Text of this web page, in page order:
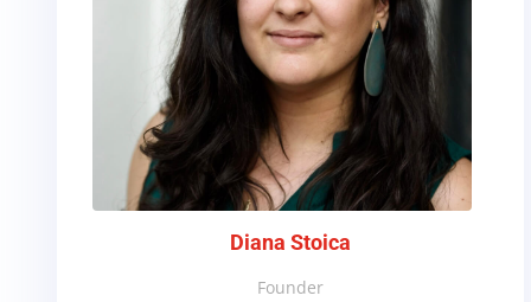
Diana Stoica
Founder